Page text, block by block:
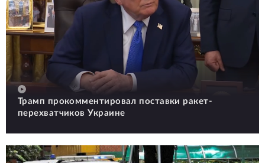
Трамп прокомментировал поставки ракет-
перехватчиков Украине